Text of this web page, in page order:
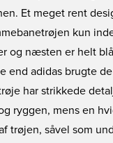
Et meget rent
kun
og næsten er helt
end adidas brugte
har strikkede
ryggen, mens en
trøjen, såvel som